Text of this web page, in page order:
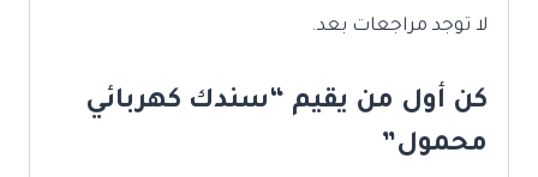
لا توجد مراجعات بعد.
كن أول من يقيم “سندك كهربائي
محمول”